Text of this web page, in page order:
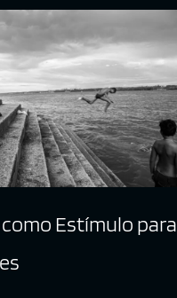
Estímulo para